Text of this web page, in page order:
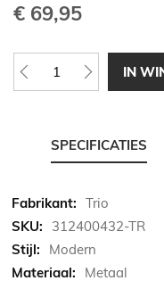
€ 69,95
IN
SPECIFICATIES
Meer
informatie
Trio
312400432-TR
Modern
Metaal